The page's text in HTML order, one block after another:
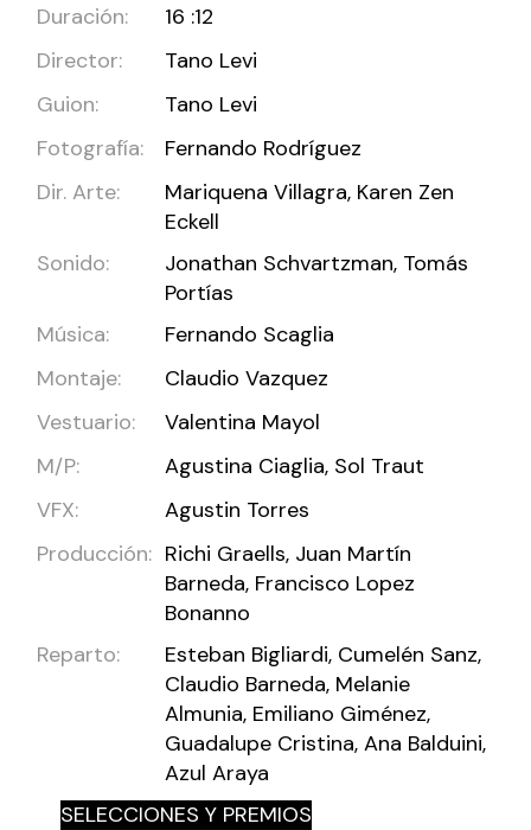
Duración:
16 :12
Director:
Tano Levi
Guion:
Tano Levi
Fotografía:
Fernando Rodríguez
Dir. Arte:
Mariquena Villagra, Karen Zen
Eckell
Sonido:
Jonathan Schvartzman, Tomás
Portías
Música:
Fernando Scaglia
Montaje:
Claudio Vazquez
Vestuario:
Valentina Mayol
M/P:
Agustina Ciaglia, Sol Traut
VFX:
Agustin Torres
Producción: Richi Graells, Juan Martín
Barneda, Francisco Lopez
Bonanno
Reparto:
Esteban Bigliardi, Cumelén Sanz,
Claudio Barneda, Melanie
Almunia, Emiliano Giménez,
Guadalupe Cristina, Ana Balduini,
Azul Araya
SELECCIONES Y PREMIOS